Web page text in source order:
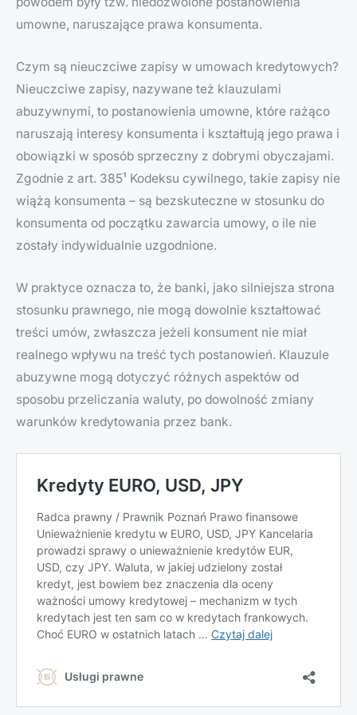
umowne, naruszające prawa konsumenta.
Czym są nieuczciwe zapisy w umowach kredytowych?
Nieuczciwe zapisy, nazywane też klauzulami
abuzywnymi, to postanowienia umowne, które rażąco
naruszają interesy konsumenta i kształtują jego prawa i
obowiązki w sposób sprzeczny z dobrymi obyczajami.
Zgodnie z art. 385¹ Kodeksu cywilnego, takie zapisy nie
wiążą konsumenta – są bezskuteczne w stosunku do
konsumenta od początku zawarcia umowy, o ile nie
zostały indywidualnie uzgodnione.
W praktyce oznacza to, że banki, jako silniejsza strona
stosunku prawnego, nie mogą dowolnie kształtować
treści umów, zwłaszcza jeżeli konsument nie miał
realnego wpływu na treść tych postanowień. Klauzule
abuzywne mogą dotyczyć różnych aspektów od
sposobu przeliczania waluty, po dowolność zmiany
warunków kredytowania przez bank.